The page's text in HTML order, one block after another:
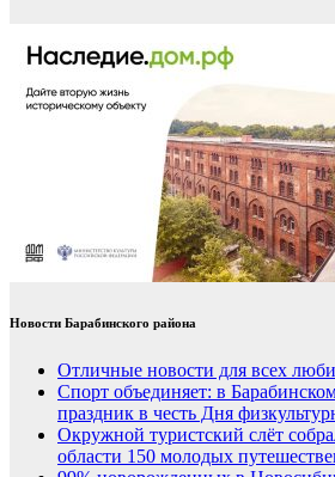
Новости Барабинского района
Отличные новости для всех
Спорт объединяет: в
праздник в честь Дня
Окружной туристский слёт
области 150 молодых